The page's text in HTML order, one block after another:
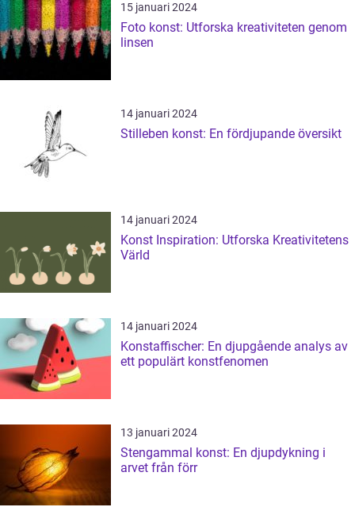
15 januari 2024
Foto konst: Utforska kreativiteten genom
linsen
14 januari 2024
Stilleben konst: En fördjupande översikt
14 januari 2024
Konst Inspiration: Utforska Kreativitetens
Värld
14 januari 2024
Konstaffischer: En djupgående analys av
ett populärt konstfenomen
13 januari 2024
Stengammal konst: En djupdykning i
arvet från förr